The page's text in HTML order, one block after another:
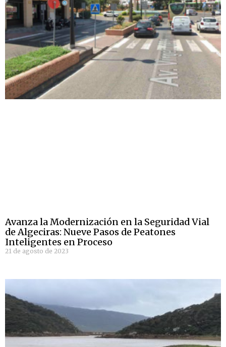
Avanza la Modernización en la Seguridad Vial
de Algeciras: Nueve Pasos de Peatones
Inteligentes en Proceso
21 de agosto de 2023